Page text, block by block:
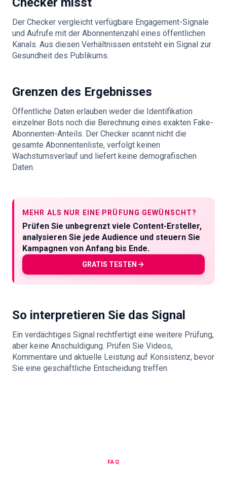
Der Checker vergleicht verfügbare Engagement-Signale
und Aufrufe mit der Abonnentenzahl eines öffentlichen
Kanals. Aus diesen Verhältnissen entsteht ein Signal zur
Gesundheit des Publikums.
Grenzen des Ergebnisses
Öffentliche Daten erlauben weder die Identifikation
einzelner Bots noch die Berechnung eines exakten Fake-
Abonnenten-Anteils. Der Checker scannt nicht die
gesamte Abonnentenliste, verfolgt keinen
Wachstumsverlauf und liefert keine demografischen
Daten.
MEHR ALS NUR EINE PRÜFUNG GEWÜNSCHT?
Prüfen Sie unbegrenzt viele Content-Ersteller,
analysieren Sie jede Audience und steuern Sie
Kampagnen von Anfang bis Ende.
GRATIS TESTEN
So interpretieren Sie das Signal
Ein verdächtiges Signal rechtfertigt eine weitere Prüfung,
aber keine Anschuldigung. Prüfen Sie Videos,
Kommentare und aktuelle Leistung auf Konsistenz, bevor
Sie eine geschäftliche Entscheidung treffen.
FAQ